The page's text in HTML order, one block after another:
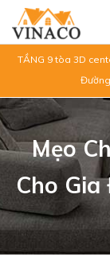
TẦNG 9 tòa 3D
Mẹo
Cho